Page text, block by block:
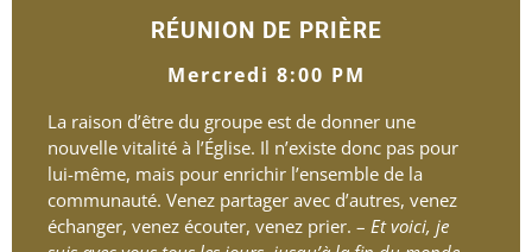
RÉUNION DE PRIÈRE
Mercredi 8:00 PM
La raison d’être du groupe est de donner une
nouvelle vitalité à l’Église. Il n’existe donc pas pour
lui-même, mais pour enrichir l’ensemble de la
communauté. Venez partager avec d’autres, venez
échanger, venez écouter, venez prier. – Et voici, je